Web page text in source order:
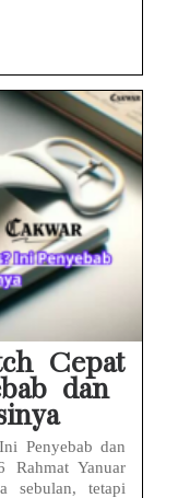
Cepat
dan
Penyebab dan
Rahmat Yanuar
sebulan, tetapi